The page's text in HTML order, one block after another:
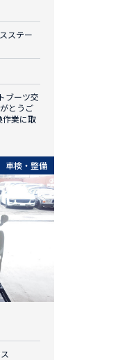
ステー
ブーツ交
とうご
作業に取
車検・整備